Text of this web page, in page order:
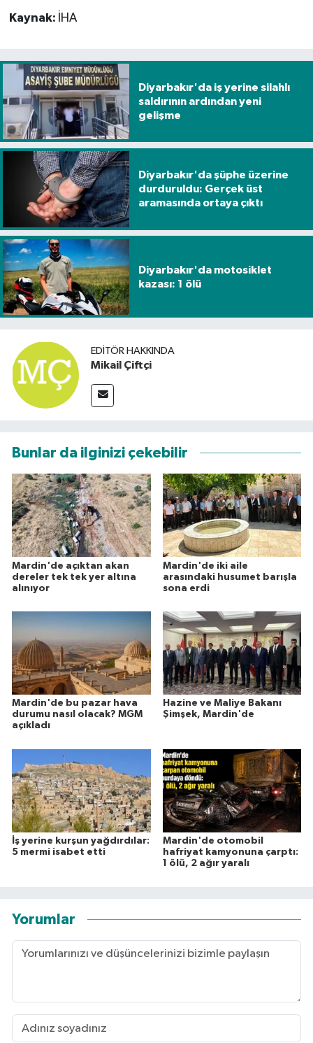
Kaynak: İHA
Diyarbakır'da iş yerine silahlı
saldırının ardından yeni
gelişme
Diyarbakır'da şüphe üzerine
durduruldu: Gerçek üst
aramasında ortaya çıktı
Diyarbakır'da motosiklet
kazası: 1 ölü
EDITÖR HAKKINDA
Mikail Çiftçi
Bunlar da ilginizi çekebilir
Mardin'de açıktan akan
dereler tek tek yer altına
alınıyor
Mardin'de iki aile
arasındaki husumet barışla
sona erdi
Mardin'de bu pazar hava
durumu nasıl olacak? MGM
açıkladı
Hazine ve Maliye Bakanı
Şimşek, Mardin'de
İş yerine kurşun yağdırdılar:
5 mermi isabet etti
Mardin'de otomobil
hafriyat kamyonuna çarptı:
1 ölü, 2 ağır yaralı
Yorumlar